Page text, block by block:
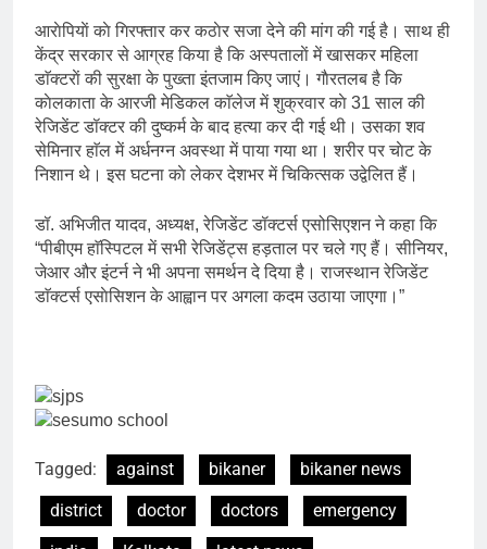
आराेपियाें काे गिरफ्तार कर कठाेर सजा देने की मांग की गई है। साथ ही
केंद्र सरकार से आग्रह किया है कि अस्पतालाें में खासकर महिला
डाॅक्टराें की सुरक्षा के पुख्ता इंतजाम किए जाएं। गाैरतलब है कि
काेलकाता के आरजी मेडिकल काॅलेज में शुक्रवार काे 31 साल की
रेजिडेंट डॉक्टर की दुष्कर्म के बाद हत्या कर दी गई थी। उसका शव
सेमिनार हाॅल में अर्धनग्न अवस्था में पाया गया था। शरीर पर चाेट के
निशान थे। इस घटना काे लेकर देशभर में चिकित्सक उद्वेलित हैं।
डॉ. अभिजीत यादव, अध्यक्ष, रेजिडेंट डॉक्टर्स एसोसिएशन ने कहा कि
“पीबीएम हाॅस्पिटल में सभी रेजिडेंट्स हड़ताल पर चले गए हैं। सीनियर,
जेआर और इंटर्न ने भी अपना समर्थन दे दिया है। राजस्थान रेजिडेंट
डाॅक्टर्स एसाेसिशन के आह्वान पर अगला कदम उठाया जाएगा।”
Tagged: against bikaner
bikaner news
district
doctor doctors
emergency